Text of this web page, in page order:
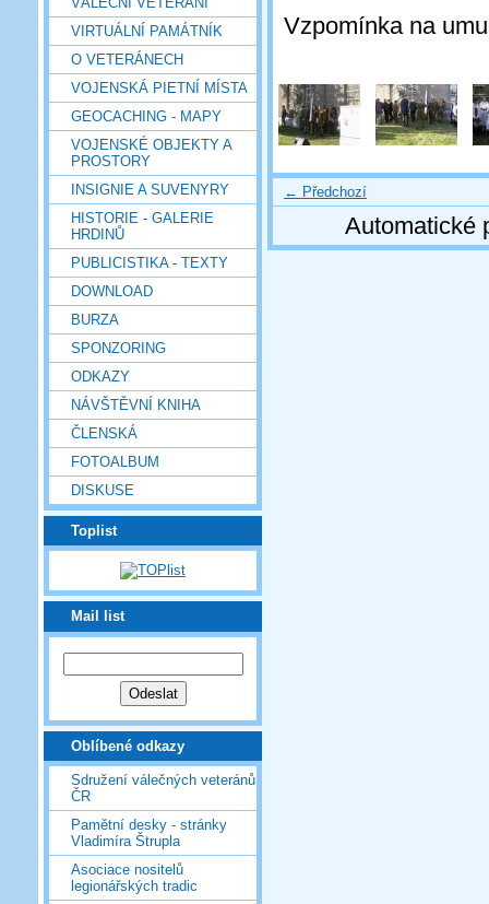
VIRTUÁLNÍ PAMÁTNÍK
O VETERÁNECH
VOJENSKÁ PIETNÍ MÍSTA
GEOCACHING - MAPY
VOJENSKÉ OBJEKTY A
PROSTORY
INSIGNIE A SUVENYRY
HISTORIE - GALERIE
HRDINŮ
PUBLICISTIKA - TEXTY
DOWNLOAD
BURZA
SPONZORING
ODKAZY
NÁVŠTĚVNÍ KNIHA
ČLENSKÁ
FOTOALBUM
DISKUSE
Toplist
Mail list
Oblíbené odkazy
Sdružení válečných veteránů
ČR
Pamětní desky - stránky
Vladimíra Štrupla
Asociace nositelů
legionářských tradic
Vzpomínka na
← Předchozí
Automatické